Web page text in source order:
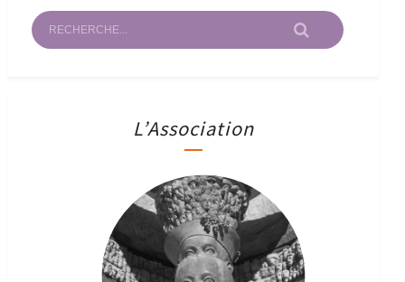
L’Association